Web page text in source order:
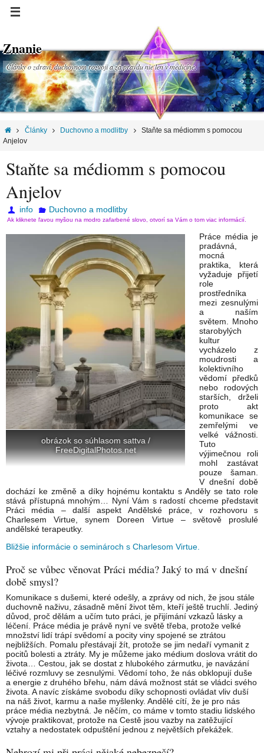
Znanie
Články o zdraví, duchovnom rozvoji a za pravdu nie len v medicíne.
Články Duchovno a modlitby
Staňte sa médiomm s pomocou
Anjelov
Staňte sa médiomm s pomocou
Anjelov
info Duchovno a modlitby
Ak kliknete ľavou myšou na modro zafarbené slovo, otvorí sa Vám o tom viac informácií.
obrázok so súhlasom sattva /
FreeDigitalPhotos.net
Práce média je
pradávná,
mocná
praktika, která
vyžaduje přijetí
role
prostředníka
mezi zesnulými
a naším
světem. Mnoho
starobylých
kultur
vycházelo z
moudrosti a
kolektivního
vědomí předků
nebo rodových
starších, drželi
proto akt
komunikace se
zemřelými ve
velké vážnosti.
Tuto
výjimečnou roli
mohl zastávat
pouze šaman.
V dnešní době
dochází ke změně a díky hojnému kontaktu s Anděly se tato role
stává přístupná mnohým… Nyní Vám s radostí chceme představit
Práci média – další aspekt Andělské práce, v rozhovoru s
Charlesem Virtue, synem Doreen Virtue – světově proslulé
andělské terapeutky.
Bližšie informácie o seminároch s Charlesom Virtue.
Proč se vůbec věnovat Práci média? Jaký to má v dnešní
době smysl?
Komunikace s dušemi, které odešly, a zprávy od nich, že jsou stále
duchovně naživu, zásadně mění život těm, kteří ještě truchlí. Jediný
důvod, proč dělám a učím tuto práci, je přijímání vzkazů lásky a
léčení. Práce média je právě nyní ve světě třeba, protože velké
množství lidí trápí svědomí a pocity viny spojené se ztrátou
nejbližších. Pomalu přestávají žít, protože se jim nedaří vymanit z
pocitů bolesti a ztráty. My je můžeme jako médium doslova vrátit do
života… Cestou, jak se dostat z hlubokého zármutku, je navázání
léčivé rozmluvy se zesnulými. Vědomí toho, že nás obklopují duše
a energie z druhého břehu, nám dává možnost stát se vládci svého
života. A navíc získáme svobodu díky schopnosti ovládat vliv duší
na náš život, karmu a naše myšlenky. Andělé cítí, že je pro nás
práce média nezbytná. Je něčím, co máme v tomto stadiu lidského
vývoje praktikovat, protože na Cestě jsou vazby na zatěžující
vztahy a nedostatek odpuštění jednou z největších překážek.